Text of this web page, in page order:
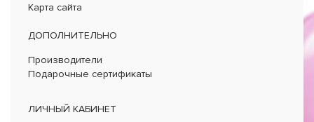
Карта сайта
ДОПОЛНИТЕЛЬНО
Производители
Подарочные сертификаты
ЛИЧНЫЙ КАБИНЕТ